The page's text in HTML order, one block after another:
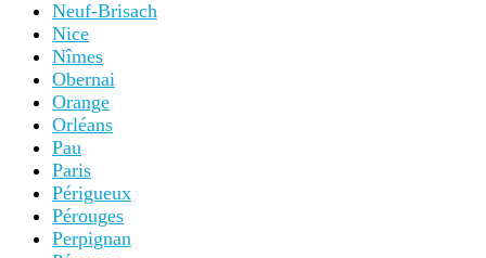
Neuf-Brisach
Nice
Nîmes
Obernai
Orange
Orléans
Pau
Paris
Périgueux
Pérouges
Perpignan